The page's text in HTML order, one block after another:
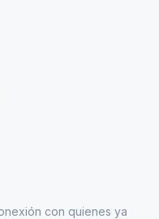
con quienes ya